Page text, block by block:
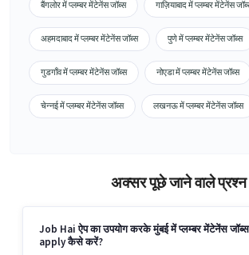
बैंगलोर में प्लम्बर मेंटेनेंस जॉब्स गाज़ियाबाद में प्लम्बर मेंटेनेंस
अहमदाबाद में प्लम्बर मेंटेनेंस जॉब्स पुणे में प्लम्बर मेंटेनेंस जॉब्स
गुडगाँव में प्लम्बर मेंटेनेंस जॉब्स नोएडा में प्लम्बर मेंटेनेंस जॉब्स
चेन्नई में प्लम्बर मेंटेनेंस जॉब्स लखनऊ में प्लम्बर मेंटेनेंस जॉब्स
अक्सर पूछे जाने वाले प्रश्न
Job Hai ऐप का उपयोग करके मुंबई में प्लम्बर मेंटेनेंस
apply कैसे करें?